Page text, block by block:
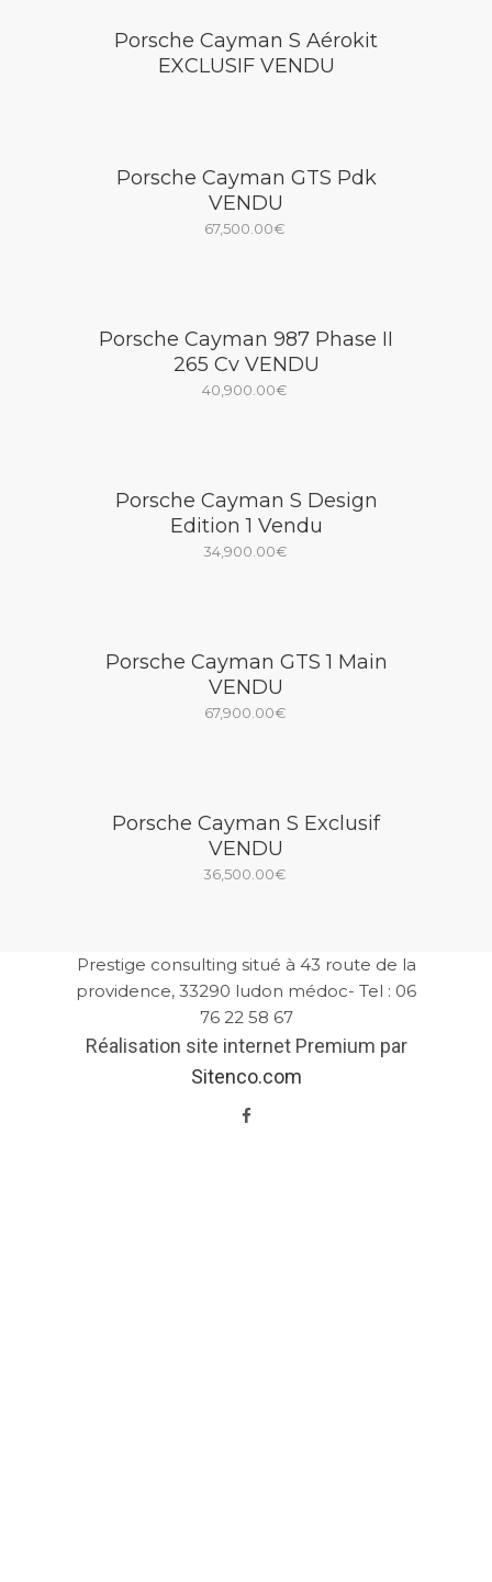
Porsche Cayman S Aérokit
EXCLUSIF VENDU
Porsche Cayman GTS Pdk
VENDU
67,500.00€
Porsche Cayman 987 Phase II
265 Cv VENDU
40,900.00€
Porsche Cayman S Design
Edition 1 Vendu
34,900.00€
Porsche Cayman GTS 1 Main
VENDU
67,900.00€
Porsche Cayman S Exclusif
VENDU
36,500.00€
Prestige consulting situé à 43 route de la
providence, 33290 ludon médoc- Tel : 06
76 22 58 67
Réalisation site internet Premium par
Sitenco.com